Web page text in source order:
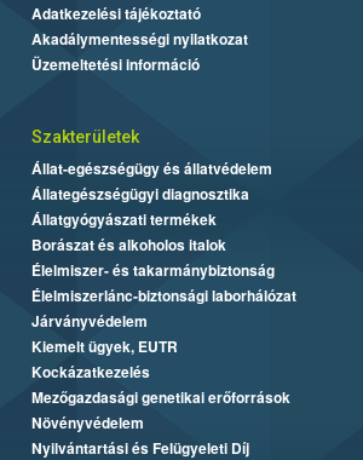
Adatkezelési tájékoztató
Akadálymentességi nyilatkozat
Üzemeltetési információ
Szakterületek
Állat-egészségügy és állatvédelem
Állategészségügyi diagnosztika
Állatgyógyászati termékek
Borászat és alkoholos italok
Élelmiszer- és takarmánybiztonság
Élelmiszerlánc-biztonsági laborhálózat
Járványvédelem
Kiemelt ügyek, EUTR
Kockázatkezelés
Mezőgazdasági genetikai erőforrások
Növényvédelem
Nyilvántartási és Felügyeleti Díj